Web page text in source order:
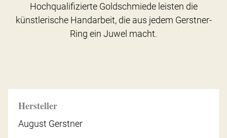
Hersteller
August Gerstner
Hochqualifizierte Goldschmiede leisten die
künstlerische Handarbeit, die aus jedem Gerstner-
Ring ein Juwel macht.